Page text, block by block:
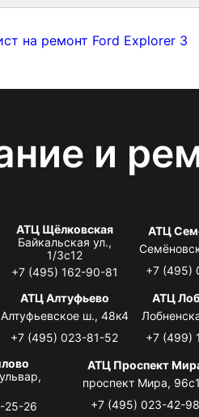
на ремонт Ford Explorer 3
и
АТЦ Щёлковская
Байкальская ул.,
1/3с12
+7 (495) 162-90-81
АТЦ
+7 (495)
АТЦ Алтуфьево
Алтуфьевское ш., 48к4
+7 (495) 023-81-52
АТЦ
+7 (499)
25-26
АТЦ Проспект
проспект Мира,
+7 (495) 023-42-98